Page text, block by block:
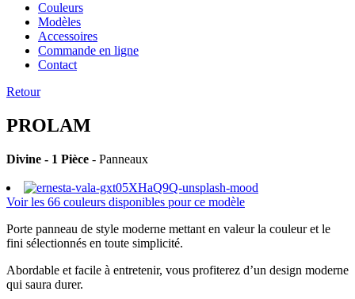
Couleurs
Modèles
Accessoires
Commande en ligne
Contact
Retour
PROLAM
Divine - 1 Pièce - Panneaux
Voir les 66 couleurs disponibles pour ce modèle
Porte panneau de style moderne mettant en valeur la couleur et le
fini sélectionnés en toute simplicité.
Abordable et facile à entretenir, vous profiterez d’un design moderne
qui saura durer.